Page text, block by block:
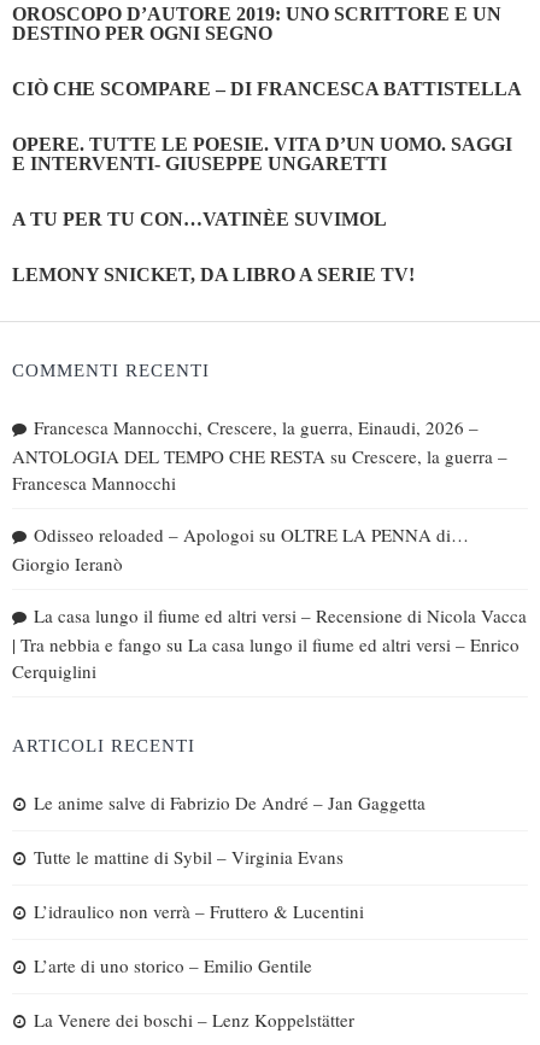
OROSCOPO D’AUTORE 2019: UNO SCRITTORE E UN
DESTINO PER OGNI SEGNO
CIÒ CHE SCOMPARE – DI FRANCESCA BATTISTELLA
OPERE. TUTTE LE POESIE. VITA D’UN UOMO. SAGGI
E INTERVENTI- GIUSEPPE UNGARETTI
A TU PER TU CON…VATINÈE SUVIMOL
LEMONY SNICKET, DA LIBRO A SERIE TV!
COMMENTI RECENTI
Francesca Mannocchi, Crescere, la guerra, Einaudi, 2026 –
ANTOLOGIA DEL TEMPO CHE RESTA su Crescere, la guerra –
Francesca Mannocchi
Odisseo reloaded – Apologoi su OLTRE LA PENNA di…
Giorgio Ieranò
La casa lungo il fiume ed altri versi – Recensione di Nicola Vacca
| Tra nebbia e fango su La casa lungo il fiume ed altri versi – Enrico
Cerquiglini
ARTICOLI RECENTI
Le anime salve di Fabrizio De André – Jan Gaggetta
Tutte le mattine di Sybil – Virginia Evans
L’idraulico non verrà – Fruttero & Lucentini
L’arte di uno storico – Emilio Gentile
La Venere dei boschi – Lenz Koppelstätter